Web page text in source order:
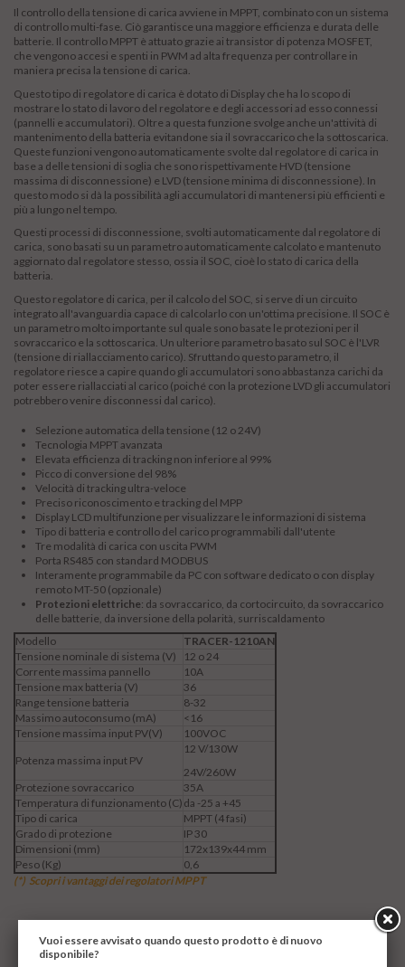
Il controllo della tensione di carica avviene in MPPT, combinato con un sistema
di controllo multi-fase. Ciò garantisce una maggiore efficienza e durata delle
batterie. Il controllo MPPT è attuato grazie ai transistor di potenza MOSFET,
che vengono accesi e spenti in PWM ad alta frequenza per controllare in
maniera precisa la tensione di carica.
Questo tipo di regolatore di carica è dotato di Display che ha lo scopo di
mostrare lo stato di lavoro del regolatore e degli accessori ad esso connessi
(pannelli e accumulatori). Oltre a questa funzione svolge anche un'attività di
mantenimento della batteria evitandone sia il sovraccarico che la sottoscarica.
Queste funzioni vengono automaticamente svolte dal regolatore di carica in
base a delle tensioni di soglia che sono rispettivamente HVD (tensione
massima di disconnessione) e LVD (tensione minima di disconnessione). In
questo modo si dà la possibilità agli accumulatori di mantenersi più efficienti e
più a lungo nel tempo.
Questi processi di disconnessione, svolti automaticamente dal regolatore di
carica, sono basati su un parametro automaticamente calcolato e mantenuto
aggiornato dal regolatore stesso, ossia il SOC, cioè lo stato di carica della
batteria.
Questo regolatore di carica, per il calcolo del SOC, si serve di un circuito
integrato all'avanguardia capace di calcolarlo con un'ottima precisione. Il SOC è
un parametro molto importante sul quale sono basate le protezioni per il
sovraccarico e la sottoscarica. Un ulteriore parametro basato sul SOC è l'LVR
(tensione di riallacciamento carico). Sfruttando questo parametro, il
regolatore riesce a capire quando gli accumulatori sono abbastanza carichi da
poter essere riallacciati al carico (poiché con la protezione LVD gli accumulatori
potrebbero venire disconnessi dal carico).
Selezione automatica della tensione (12 o 24V)
Tecnologia MPPT avanzata
Elevata efficienza di tracking non inferiore al 99%
Picco di conversione del 98%
Velocità di tracking ultra-veloce
Preciso riconoscimento e tracking del MPP
Display LCD multifunzione per visualizzare le informazioni di sistema
Tipo di batteria e controllo del carico programmabili dall'utente
Tre modalità di carica con uscita PWM
Porta RS485 con standard MODBUS
Interamente programmabile da PC con software dedicato o con display
remoto MT-50 (opzionale)
Protezioni elettriche: da sovraccarico, da cortocircuito, da sovraccarico
delle batterie, da inversione della polarità, surriscaldamento
Modello
TRACER-1210AN
Tensione nominale di sistema (V)
12 o 24
Corrente massima pannello
10A
Tensione max batteria (V)
36
Range tensione batteria
8-32
Massimo autoconsumo (mA)
<16
Tensione massima input PV(V)
100VOC
Potenza massima input PV
12 V/130W
24V/260W
Protezione sovraccarico
35A
Temperatura di funzionamento (C) da -25 a +45
Tipo di carica
MPPT (4 fasi)
Grado di protezione
IP 30
Dimensioni (mm)
172x139x44 mm
Peso (Kg)
0,6
(*) Scopri i vantaggi dei regolatori MPPT
Vuoi essere avvisato quando questo prodotto è di nuovo
disponibile?